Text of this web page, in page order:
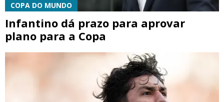
COPA DO MUNDO
Infantino dá prazo para aprovar
plano para a Copa